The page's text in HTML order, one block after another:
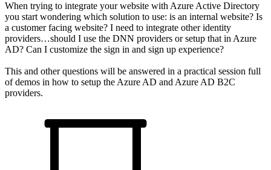
When trying to integrate your website with Azure Active Directory
you start wondering which solution to use: is an internal website? Is
a customer facing website? I need to integrate other identity
providers…should I use the DNN providers or setup that in Azure
AD? Can I customize the sign in and sign up experience?
This and other questions will be answered in a practical session full
of demos in how to setup the Azure AD and Azure AD B2C
providers.